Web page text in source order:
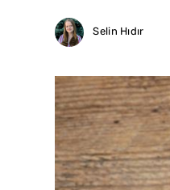
Selin Hıdır